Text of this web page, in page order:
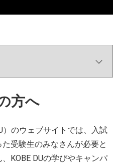
方へ
）のウェブサイトでは、入試
受験生のみなさんが必要と
KOBE DUの学びやキャンパ
業の方向け
工芸デザイン学科